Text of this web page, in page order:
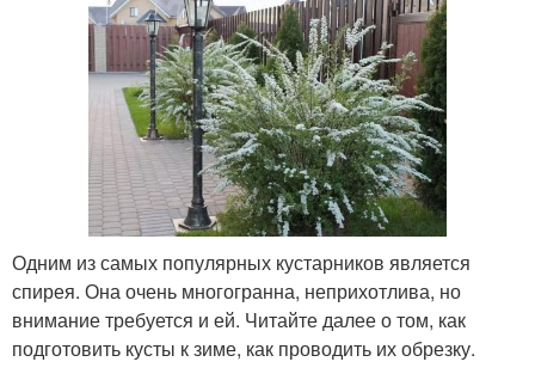
Одним из самых популярных кустарников является
спирея. Она очень многогранна, неприхотлива, но
внимание требуется и ей. Читайте далее о том, как
подготовить кусты к зиме, как проводить их обрезку.